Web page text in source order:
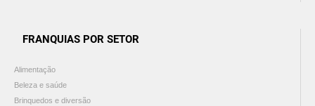
FRANQUIAS POR SETOR
Alimentação
Beleza e saúde
Brinquedos e diversão